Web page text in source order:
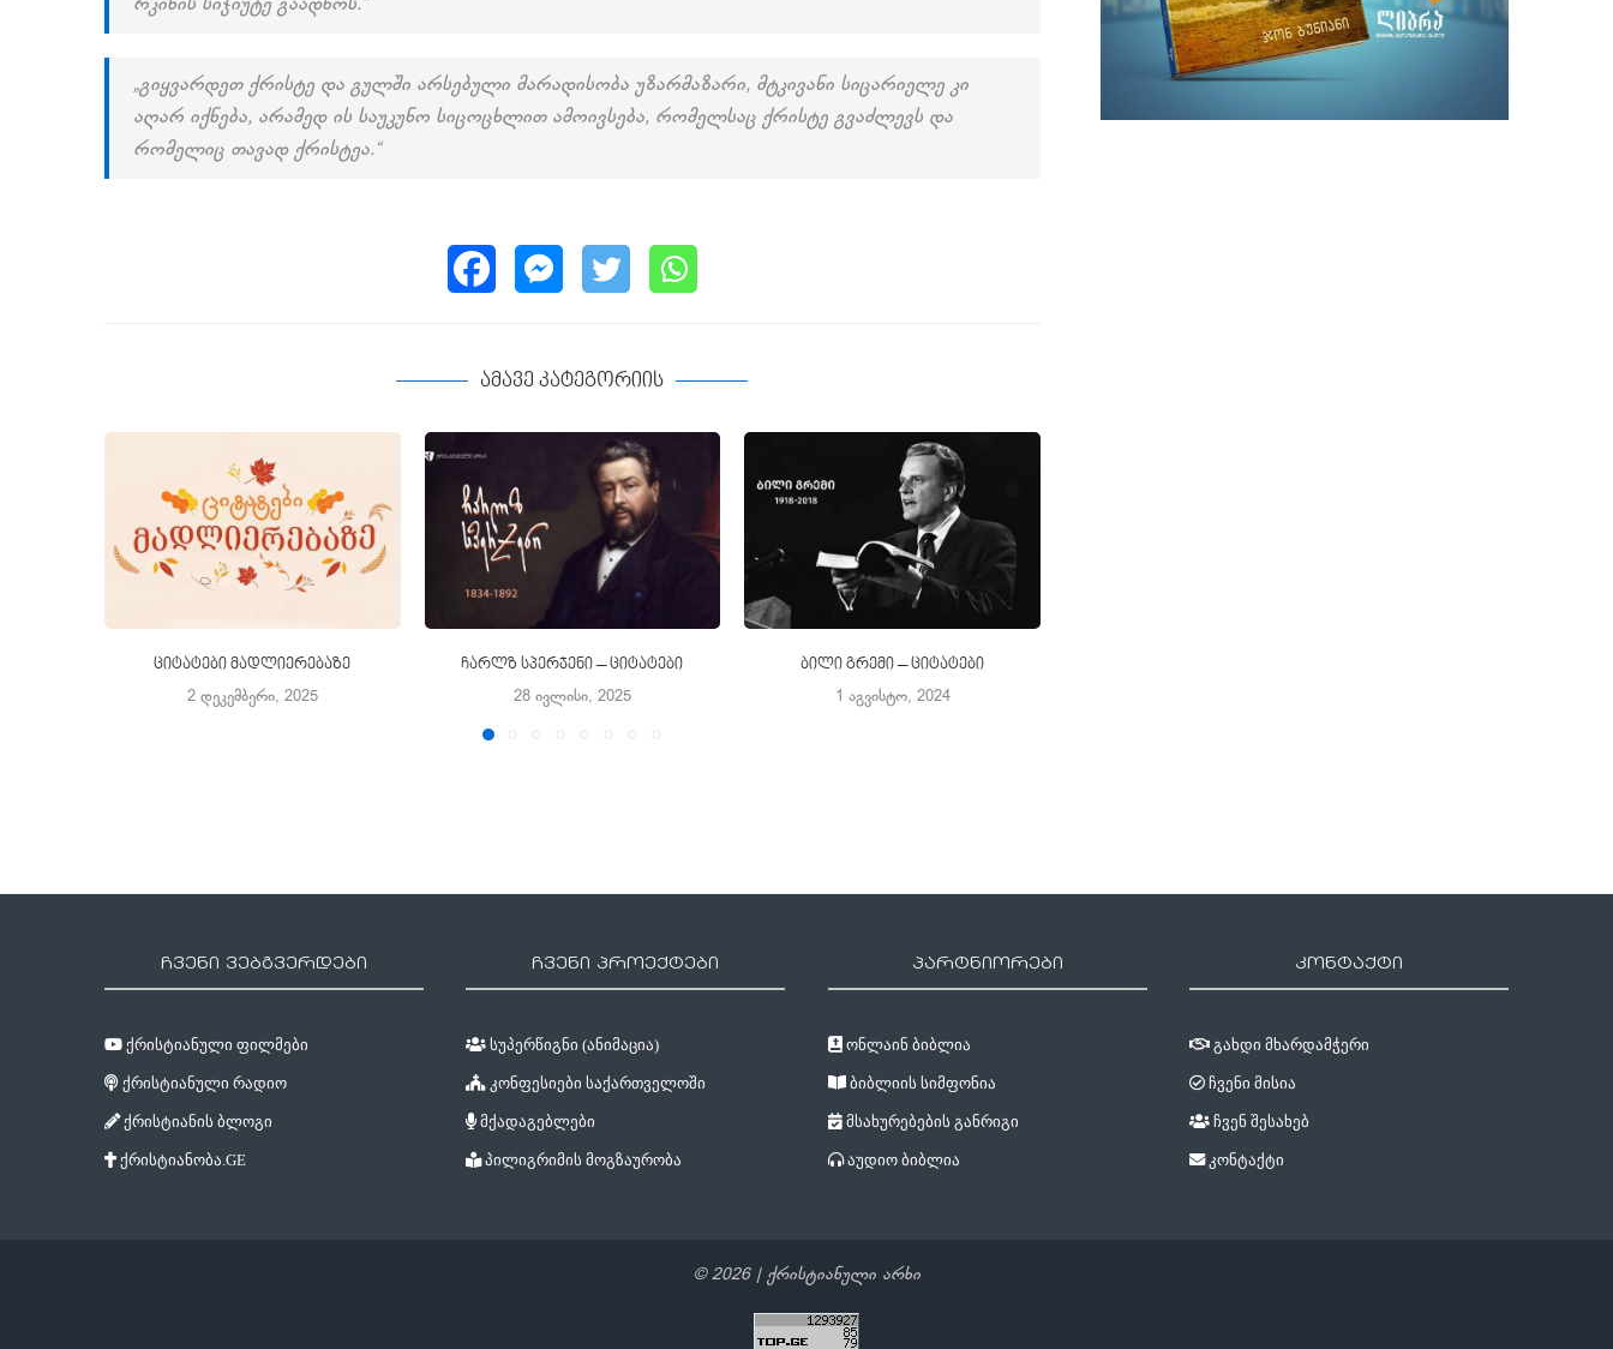
რკინის სიჯიუტე გაადნოს.“
„გიყვარდეთ ქრისტე და გულში არსებული მარადისობა უზარმაზარი, მტკივანი სიცარიელე კი
აღარ იქნება, არამედ ის საუკუნო სიცოცხლით ამოივსება, რომელსაც ქრისტე გვაძლევს და
რომელიც თავად ქრისტეა.“
ამავე კატეგორიის
ციტატები მადლიერებაზე
2 დეკემბერი, 2025
ჩარლზ სპერჯენი – ციტატები
28 ივლისი, 2025
ბილი გრემი – ციტატები
1 აგვისტო, 2024
ჩვენი ვებგვერდები
ქრისტიანული ფილმები
ქრისტიანული რადიო
ქრისტიანის ბლოგი
ქრისტიანობა.GE
ჩვენი პროექტები
სუპერწიგნი (ანიმაცია)
კონფესიები საქართველოში
მქადაგებლები
პილიგრიმის მოგზაურობა
პარტნიორები
ონლაინ ბიბლია
ბიბლიის სიმფონია
მსახურებების განრიგი
აუდიო ბიბლია
კონტაქტი
გახდი მხარდამჭერი
ჩვენი მისია
ჩვენ შესახებ
კონტაქტი
©2026| ქრისტიანული არხი